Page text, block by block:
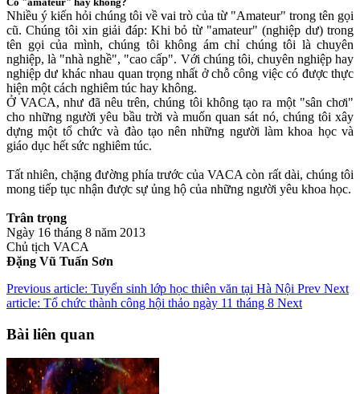
Nhiều ý kiến hỏi chúng tôi về vai trò của từ "Amateur" trong tên gọi
cũ. Chúng tôi xin giải đáp: Khi bỏ từ "amateur" (nghiệp dư) trong
tên gọi của mình, chúng tôi không ám chỉ chúng tôi là chuyên
nghiệp, là "nhà nghề", "cao cấp". Với chúng tôi, chuyên nghiệp hay
nghiệp dư khác nhau quan trọng nhất ở chỗ công việc có được thực
hiện một cách nghiêm túc hay không.
Ở VACA, như đã nêu trên, chúng tôi không tạo ra một "sân chơi"
cho những người yêu bầu trời và muốn quan sát nó, chúng tôi xây
dựng một tổ chức và đào tạo nên những người làm khoa học và
giáo dục hết sức nghiêm túc.
Tất nhiên, chặng đường phía trước của VACA còn rất dài, chúng tôi
mong tiếp tục nhận được sự ủng hộ của những người yêu khoa học.
Trân trọng
Ngày 16 tháng 8 năm 2013
Chủ tịch VACA
Đặng Vũ Tuấn Sơn
Previous article: Tuyển sinh lớp học thiên văn tại Hà Nội Prev Next
article: Tổ chức thành công hội thảo ngày 11 tháng 8 Next
Bài liên quan